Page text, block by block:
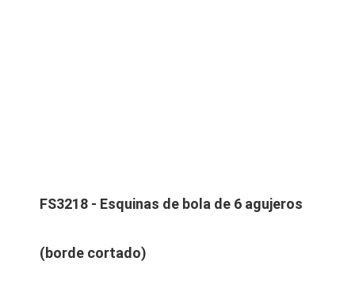
FS3218 - Esquinas de bola de 6 agujeros
(borde cortado)